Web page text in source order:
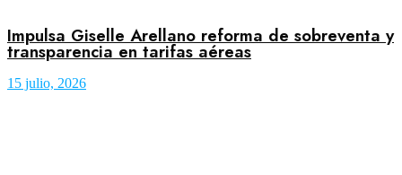
Impulsa Giselle Arellano reforma de sobreventa y
transparencia en tarifas aéreas
15 julio, 2026